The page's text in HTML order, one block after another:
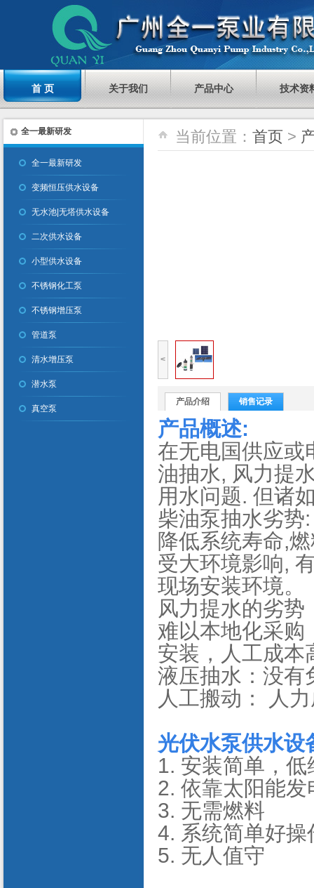
首 页 关于我们 产品中心 技术资
全一最新研发
全一最新研发
变频恒压供水设备
无水池|无塔供水设备
二次供水设备
小型供水设备
不锈钢化工泵
不锈钢增压泵
管道泵
清水增压泵
潜水泵
真空泵
当前位置： 首页 >
<
产品介绍 销售记录
产品概述:
在无电国供应或
油抽水, 风力提
用水问题. 但诸
柴油泵抽水劣势
降低系统寿命,
受大环境影响,
现场安装环境。
风力提水的劣
难以本地化采购
安装，人工成
液压抽水：没有
人工搬动： 人
光伏水泵供水设
1. 安装简单，
2. 依靠太阳能
3. 无需燃料
4. 系统简单好
5. 无人值守